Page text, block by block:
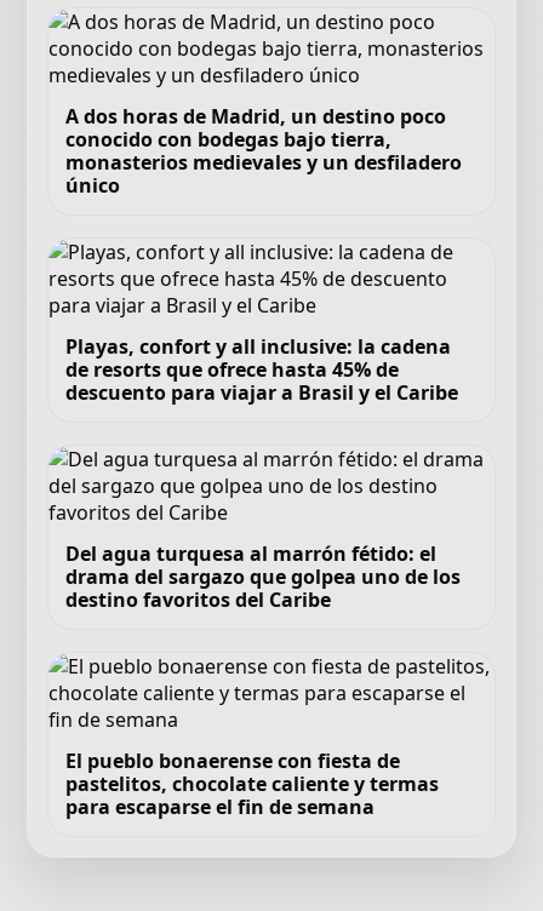
A dos horas de Madrid, un destino poco
conocido con bodegas bajo tierra,
monasterios medievales y un desfiladero
único
Playas, confort y all inclusive: la cadena
de resorts que ofrece hasta 45% de
descuento para viajar a Brasil y el Caribe
Del agua turquesa al marrón fétido: el
drama del sargazo que golpea uno de los
destino favoritos del Caribe
El pueblo bonaerense con fiesta de
pastelitos, chocolate caliente y termas
para escaparse el fin de semana